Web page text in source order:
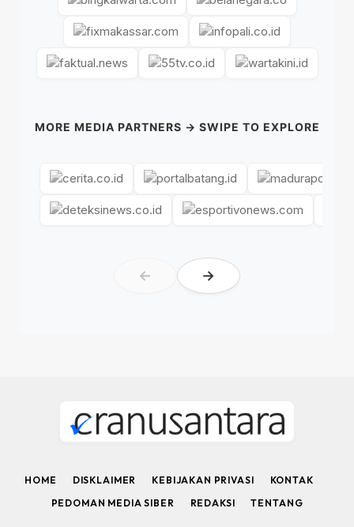
MORE MEDIA PARTNERS → SWIPE TO EXPLORE
← →
HOME DISKLAIMER KEBIJAKAN PRIVASI
KONTAK
PEDOMAN MEDIA SIBER
REDAKSI TENTANG